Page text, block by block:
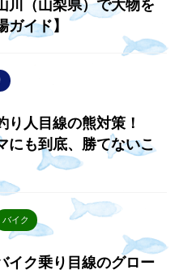
川（山梨県）で大物を
イド】
り人目線の熊対策！
にも到底、勝てないこ
バイク
イク乗り目線のグロー